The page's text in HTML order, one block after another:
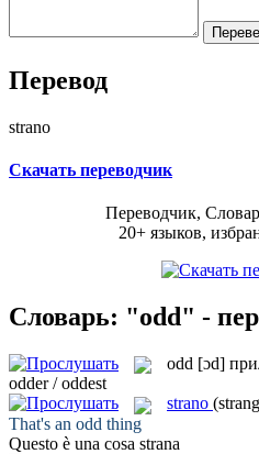
Перевод
strano
Скачать переводчик
Переводчик,
20+ языков,
Словарь: "odd" -
odd [ɔd]
odder / oddest
strano
That's an odd thing
Questo è una cosa strana